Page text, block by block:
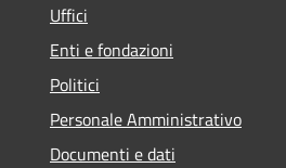
Uffici
Enti e fondazioni
Politici
Personale Amministrativo
Documenti e dati